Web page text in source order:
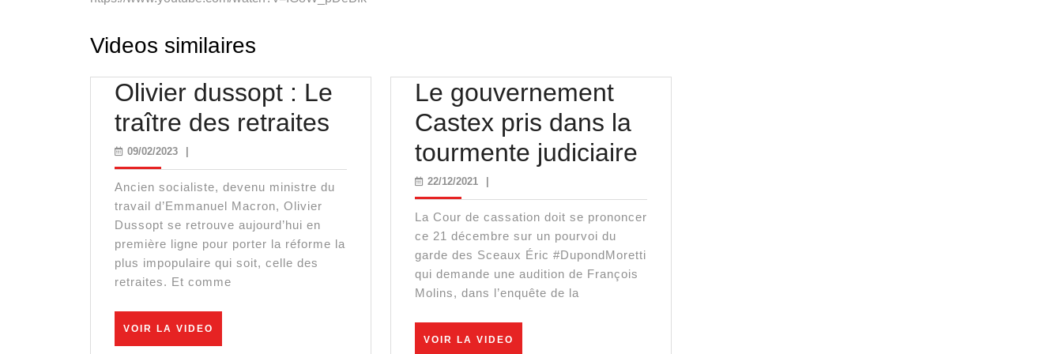
Videos similaires
Olivier dussopt : Le
traître des retraites
dussopt
:
traître
retraites
09/02/202309/02/2023
Ancien socialiste, devenu ministre du
travail d’Emmanuel Macron, Olivier
Dussopt se retrouve aujourd’hui en
première ligne pour porter la réforme la
plus impopulaire qui soit, celle des
retraites. Et comme
VOIR LA VIDEO
Le gouvernement
Castex pris dans la
tourmente judiciaire
Castex
22/12/202122/12/2021
La Cour de cassation doit se prononcer
ce 21 décembre sur un pourvoi du
garde des Sceaux Éric #DupondMoretti
qui demande une audition de François
Molins, dans l’enquête de la
VOIR LA VIDEO